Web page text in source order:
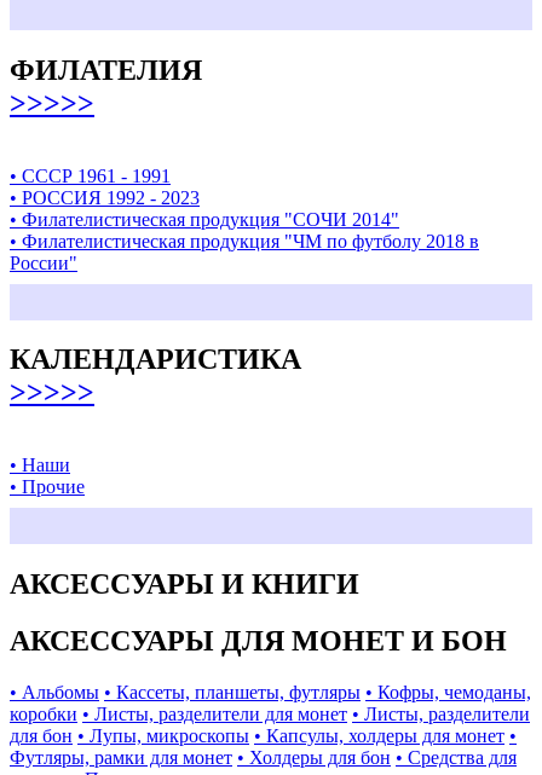
ФИЛАТЕЛИЯ
>>>>>
• СССР 1961 - 1991
• РОССИЯ 1992 - 2023
• Филателистическая продукция "СОЧИ 2014"
• Филателистическая продукция "ЧМ по футболу 2018 в
России"
КАЛЕНДАРИСТИКА
>>>>>
• Наши
• Прочие
АКСЕССУАРЫ И КНИГИ
АКСЕССУАРЫ ДЛЯ МОНЕТ И БОН
• Альбомы • Кассеты, планшеты, футляры • Кофры, чемоданы,
коробки • Листы, разделители для монет • Листы, разделители
для бон • Лупы, микроскопы • Капсулы, холдеры для монет •
Футляры, рамки для монет • Холдеры для бон • Средства для